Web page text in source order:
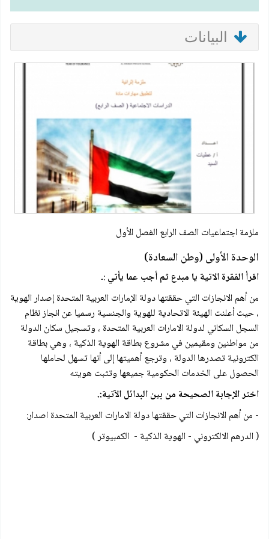
البيانات
ملزمة اجتماعيات الصف الرابع الفصل الأول
الوحدة الأولى (وطن السعادة)
اقرأ الفقرة الاتية يا مبدع ثم أجب عما يأتي:۔
من أهم الانجازات التي حققتها دولة الإمارات العربية المتحدة إصدار الهوية
، حيث أعلنت الهيئة الاتحادية للهوية والجنسية رسميا عن انجاز نظام
السجل السكاني لدولة الامارات العربية المتحدة ، وتسجيل سكان الدولة
من مواطنين ومقيمين في مشروع بطاقة الهوية الذكية ، وهي بطاقة
الكترونية تصدرها الدولة ، وترجع أهميتها إلى أنها تسهل لحاملها
الحصول على الخدمات الحكومية جميعها وتثبت هويته
اختر الإجابة الصحيحة من بين البدائل الآتية:.
- من أهم الانجازات التي حققتها دولة الامارات العربية المتحدة اصدار:
( الدرهم الالكتروني - الهوية الذكية - الكمبيوتر )